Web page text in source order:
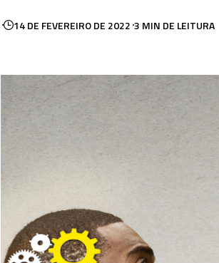
14 DE FEVEREIRO DE 2022 3 MIN DE LEITURA